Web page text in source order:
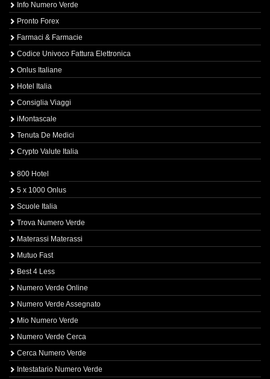
Info Numero Verde
Pronto Forex
Farmaci & Farmacie
Codice Univoco Fattura Elettronica
Onlus Italiane
Hotel Italia
Consiglia Viaggi
iMontascale
Tenuta De Medici
Crypto Valute Italia
800 Hotel
5 x 1000 Onlus
Scuole Italia
Trova Numero Verde
Materassi Materassi
Mutuo Fast
Best 4 Less
Numero Verde Online
Numero Verde Assegnato
Mio Numero Verde
Numero Verde Cerca
Cerca Numero Verde
Intestatario Numero Verde